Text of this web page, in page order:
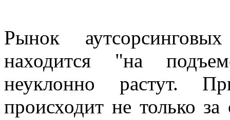
Рынок
находится "на
неуклонно растут.
происходит не только